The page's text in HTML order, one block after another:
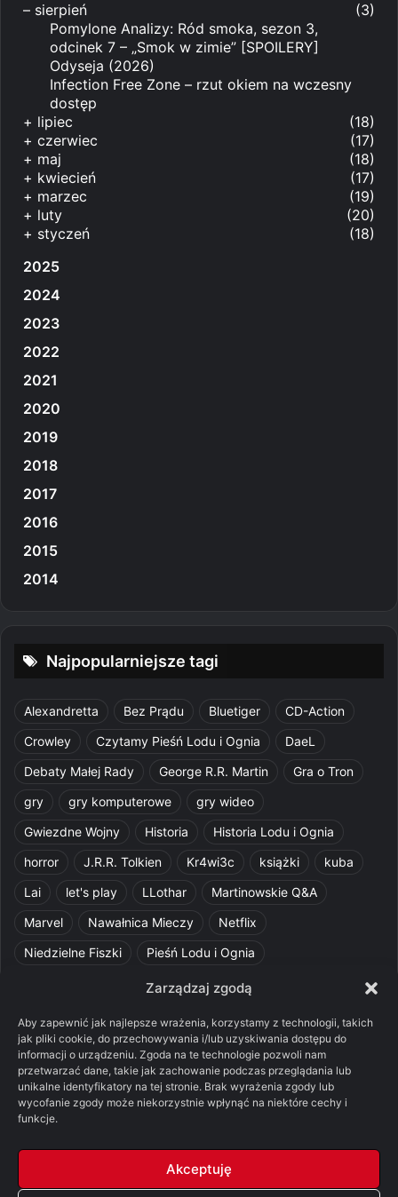
Zarządzaj zgodą
Aby zapewnić jak najlepsze wrażenia, korzystamy z technologii, takich
jak pliki cookie, do przechowywania i/lub uzyskiwania dostępu do
informacji o urządzeniu. Zgoda na te technologie pozwoli nam
przetwarzać dane, takie jak zachowanie podczas przeglądania lub
unikalne identyfikatory na tej stronie. Brak wyrażenia zgody lub
wycofanie zgody może niekorzystnie wpłynąć na niektóre cechy i
funkcje.
Akceptuję
– sierpień
(3)
Pomylone Analizy: Ród smoka, sezon 3,
odcinek 7 – „Smok w zimie” [SPOILERY]
Odyseja (2026)
Infection Free Zone – rzut okiem na wczesny
dostęp
+ lipiec
(18)
+ czerwiec
(17)
+ maj
(18)
+ kwiecień
(17)
+ marzec
(19)
+ luty
(20)
+ styczeń
(18)
2025
2024
2023
2022
2021
2020
2019
2018
2017
2016
2015
2014
Najpopularniejsze tagi
Alexandretta Bez Prądu Bluetiger
CD-Action
Crowley
Czytamy Pieśń Lodu i Ognia
DaeL
Debaty Małej Rady
George R.R. Martin
Gra o Tron
gry
gry komputerowe
gry wideo
Gwiezdne Wojny
Historia
Historia Lodu i Ognia
horror
J.R.R. Tolkien Kr4wi3c książki
kuba
Lai
let's play LLothar
Martinowskie Q&A
Marvel
Nawałnica Mieczy
Netflix
Niedzielne Fiszki
Pieśń Lodu i Ognia
Pquelim
Pytania do maesterów
recenzja książki
Ród Smoka Silmarillion
SithFrog
Starcie Królów
Star Wars
Szalone Teorie
Tolkienowskie Q&A
Voo
Wieści z Cytadeli